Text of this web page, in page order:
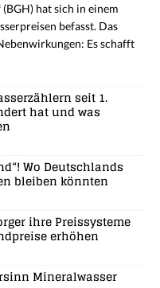
hat sich in einem
befasst. Das
Es schafft
seit 1.
hat und was
Wo Deutschlands
bleiben könnten
ihre Preissysteme
erhöhen
Mineralwasser